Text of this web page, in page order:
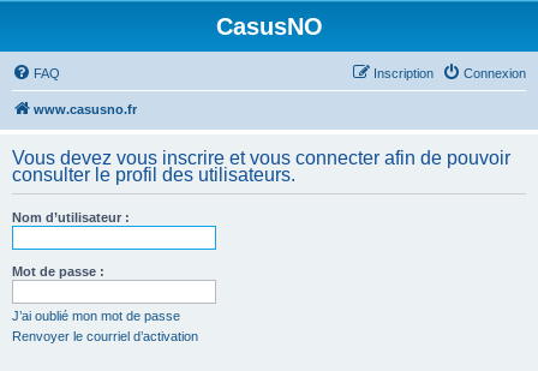
CasusNO
FAQ Connexion
Inscription
www.casusno.fr
Vous devez vous inscrire et vous connecter afin de pouvoir
consulter le profil des utilisateurs.
Nom d’utilisateur :
Mot de passe :
J’ai oublié mon mot de passe
Renvoyer le courriel d’activation